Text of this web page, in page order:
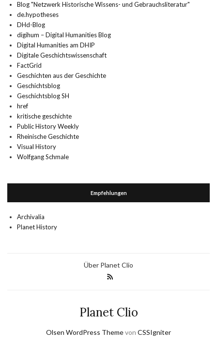
Blog "Netzwerk Historische Wissens- und Gebrauchsliteratur"
de.hypotheses
DHd-Blog
digihum – Digital Humanities Blog
Digital Humanities am DHIP
Digitale Geschichtswissenschaft
FactGrid
Geschichten aus der Geschichte
Geschichtsblog
Geschichtsblog SH
href
kritische geschichte
Public History Weekly
Rheinische Geschichte
Visual History
Wolfgang Schmale
Empfehlungen
Archivalia
Planet History
Über Planet Clio
Planet Clio
Olsen WordPress Themevon CSSIgniter